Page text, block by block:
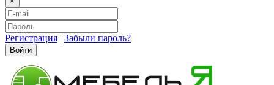
Регистрация | Забыли пароль?
Войти